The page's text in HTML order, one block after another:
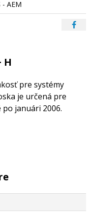
- AEM
H
pre systémy
je určená pre
januári 2006.